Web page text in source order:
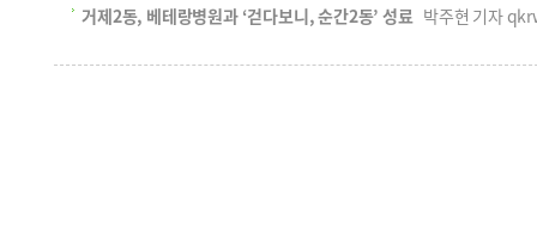
거제2동, 베테랑병원과 ‘걷다보니, 순간2동’ 성료박주현 기자